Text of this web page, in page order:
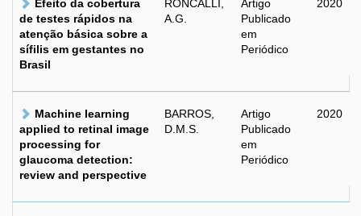
Efeito da cobertura
de testes rápidos na
atenção básica sobre a
sífilis em gestantes no
Brasil
RONCALLI,
A.G.
Artigo
Publicado
em
Periódico
2020
Machine learning
applied to retinal image
processing for
glaucoma detection:
review and perspective
BARROS,
D.M.S.
Artigo
Publicado
em
Periódico
2020